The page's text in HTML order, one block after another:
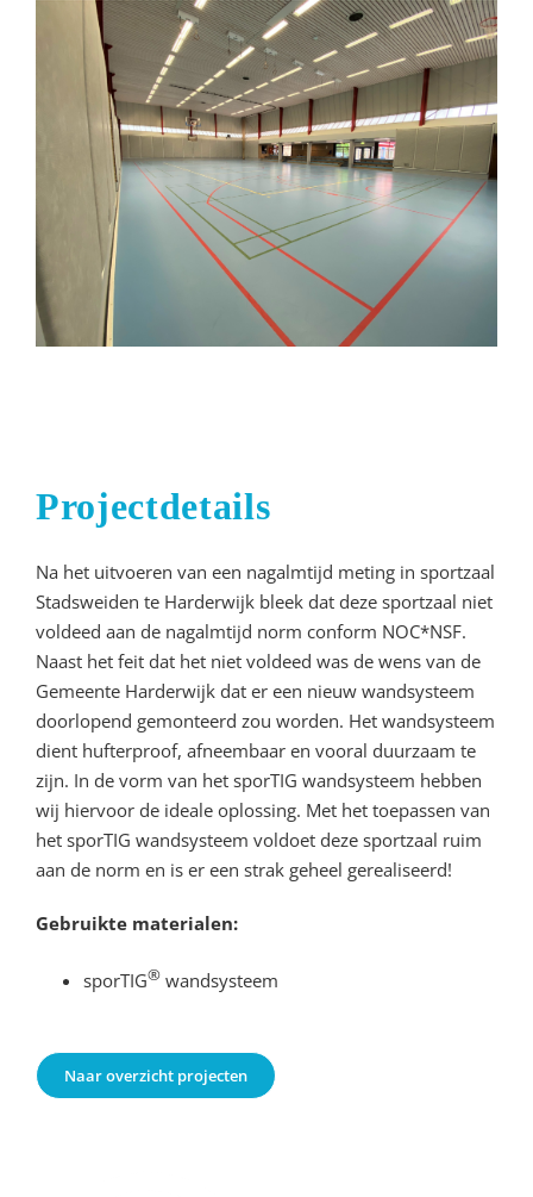
Projectdetails
Na het uitvoeren van een nagalmtijd meting in sportzaal
Stadsweiden te Harderwijk bleek dat deze sportzaal niet
voldeed aan de nagalmtijd norm conform NOC*NSF.
Naast het feit dat het niet voldeed was de wens van de
Gemeente Harderwijk dat er een nieuw wandsysteem
doorlopend gemonteerd zou worden. Het wandsysteem
dient hufterproof, afneembaar en vooral duurzaam te
zijn. In de vorm van het sporTIG wandsysteem hebben
wij hiervoor de ideale oplossing. Met het toepassen van
het sporTIG wandsysteem voldoet deze sportzaal ruim
aan de norm en is er een strak geheel gerealiseerd!
Gebruikte materialen:
sporTIG® wandsysteem
Naar overzicht projecten